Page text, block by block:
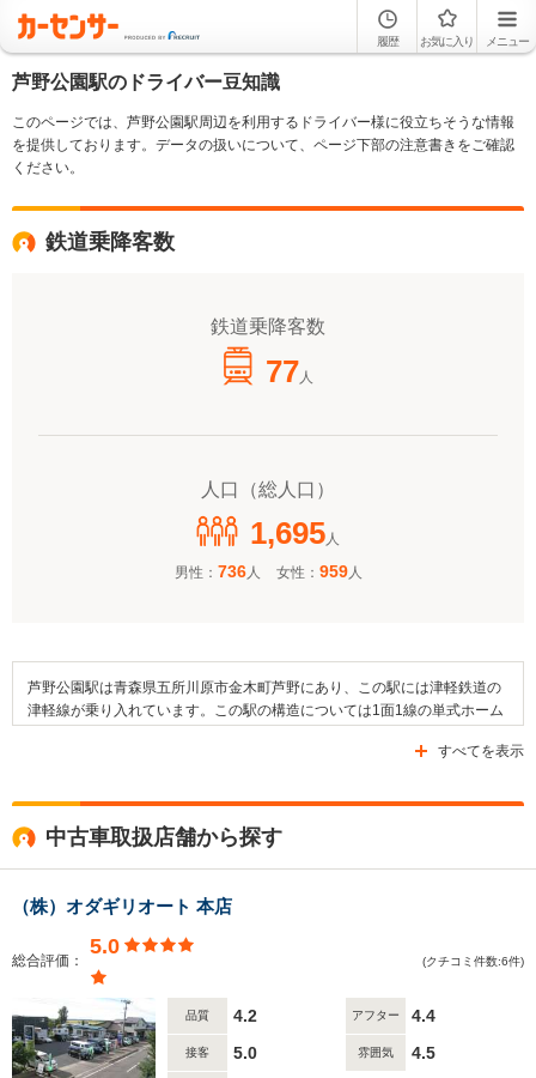
履歴 お気に入り メニュー
芦野公園駅のドライバー豆知識
このページでは、芦野公園駅周辺を利用するドライバー様に役立ちそうな情報
を提供しております。データの扱いについて、ページ下部の注意書きをご確認
ください。
鉄道乗降客数
鉄道乗降客数
77 人
人口（総人口）
1,695 人
男性： 736人 女性： 959人
芦野公園駅は青森県五所川原市金木町芦野にあり、この駅には津軽鉄道の
津軽線が乗り入れています。この駅の構造については1面1線の単式ホーム
駅の周辺エリアは、田畑なども見られる住宅地になっています。また、こ
館、太宰治思い出広場、櫻庭利弘美術館といったスポットがあります。さ
らに、五所川原市立金木小学校も設けられています。なお、周辺の道路と
しては、国道339号線や県道2号線などが利用可能となっています。
すべてを表示
中古車取扱店舗から探す
（株）オダギリオート 本店
総合評価：
5.0
(クチコミ件数:6件)
品質 4.2 アフター 4.4
接客 5.0 雰囲気 4.5